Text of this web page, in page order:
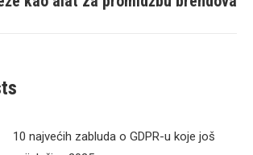
10 najvećih zabluda o GDPR-u koje još